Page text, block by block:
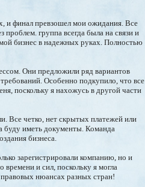
и финал превзошел мои ожидания. Все
группа всегда была на связи и
бизнес в надежных руках. Полностью
Они предложили ряд вариантов
Особенно подкупило, что все
поскольку я нахожусь в другой части
Все четко, нет скрытых платежей или
буду иметь документы. Команда
бизнеса.
зарегистрировали компанию, но и
и сил, поскольку я могла
нюансах разных стран!